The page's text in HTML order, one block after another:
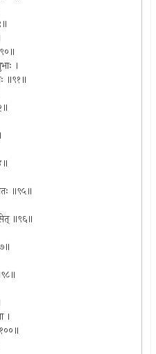
।
॥९१॥
॥९५॥
॥९६॥
।